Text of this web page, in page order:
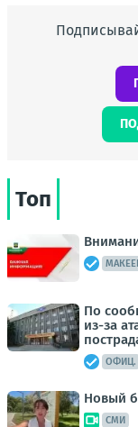
Топ
По
из-за
ОФИЦ.
Новый
СМИ